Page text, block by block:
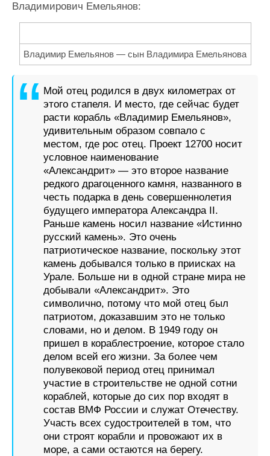
Владимирович Емельянов:
Владимир Емельянов — сын Владимира Емельянова
Мой отец родился в двух километрах от
этого стапеля. И место, где сейчас будет
расти корабль «Владимир Емельянов»,
удивительным образом совпало с
местом, где рос отец. Проект 12700 носит
условное наименование
«Александрит» — это второе название
редкого драгоценного камня, названного в
честь подарка в день совершеннолетия
будущего императора Александра II.
Раньше камень носил название «Истинно
русский камень». Это очень
патриотическое название, поскольку этот
камень добывался только в приисках на
Урале. Больше ни в одной стране мира не
добывали «Александрит». Это
символично, потому что мой отец был
патриотом, доказавшим это не только
словами, но и делом. В 1949 году он
пришел в кораблестроение, которое стало
делом всей его жизни. За более чем
полувековой период отец принимал
участие в строительстве не одной сотни
кораблей, которые до сих пор входят в
состав ВМФ России и служат Отечеству.
Участь всех судостроителей в том, что
они строят корабли и провожают их в
море, а сами остаются на берегу.